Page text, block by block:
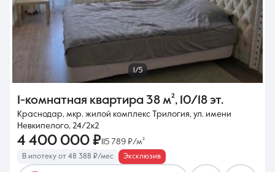
1/5
1-комнатная квартира 38 м², 10/18 эт.
Краснодар, мкр. жилой комплекс Трилогия, ул. имени
Невкипелого, 24/2к2
4 400 000 ₽ 115 789 ₽/м²
В ипотеку от 48 388 ₽/мес Эксклюзив